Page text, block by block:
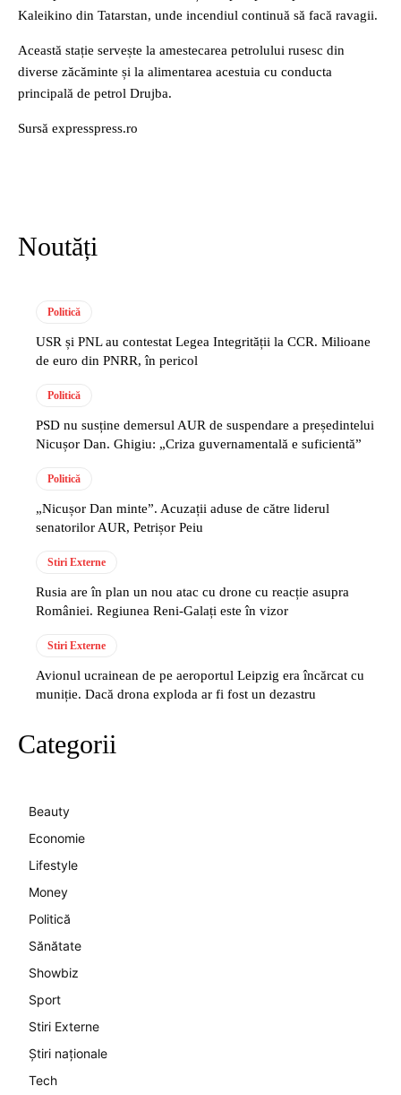
Kaleikino din Tatarstan, unde incendiul continuă să facă ravagii.
Această stație servește la amestecarea petrolului rusesc din
diverse zăcăminte și la alimentarea acestuia cu conducta
principală de petrol Drujba.
Sursă expresspress.ro
Noutăți
Politică
USR și PNL au contestat Legea Integrității la CCR. Milioane
de euro din PNRR, în pericol
Politică
PSD nu susține demersul AUR de suspendare a președintelui
Nicușor Dan. Ghigiu: „Criza guvernamentală e suficientă”
Politică
„Nicușor Dan minte”. Acuzații aduse de către liderul
senatorilor AUR, Petrișor Peiu
Stiri Externe
Rusia are în plan un nou atac cu drone cu reacție asupra
României. Regiunea Reni-Galați este în vizor
Stiri Externe
Avionul ucrainean de pe aeroportul Leipzig era încărcat cu
muniție. Dacă drona exploda ar fi fost un dezastru
Categorii
Beauty
Economie
Lifestyle
Money
Politică
Sănătate
Showbiz
Sport
Stiri Externe
Știri naționale
Tech